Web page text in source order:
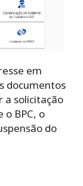
em
documentos
a solicitação
o BPC, o
do